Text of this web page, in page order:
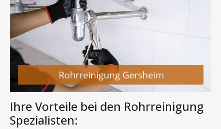
Ihre Vorteile bei den Rohrreinigung
Spezialisten: